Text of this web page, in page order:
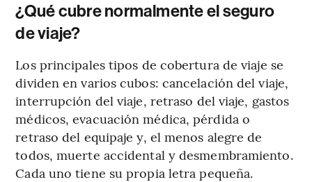
¿Qué cubre normalmente el seguro
de viaje?
Los principales tipos de cobertura de viaje se
dividen en varios cubos: cancelación del viaje,
interrupción del viaje, retraso del viaje, gastos
médicos, evacuación médica, pérdida o
retraso del equipaje y, el menos alegre de
todos, muerte accidental y desmembramiento.
Cada uno tiene su propia letra pequeña.